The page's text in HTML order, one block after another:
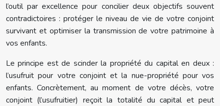
l’outil par excellence pour concilier deux objectifs souvent
contradictoires : protéger le niveau de vie de votre conjoint
survivant et optimiser la transmission de votre patrimoine à
vos enfants.
Le principe est de scinder la propriété du capital en deux :
l’usufruit pour votre conjoint et la nue-propriété pour vos
enfants. Concrètement, au moment de votre décès, votre
conjoint (l’usufruitier) reçoit la totalité du capital et peut